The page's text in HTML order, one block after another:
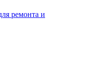
ремонта и